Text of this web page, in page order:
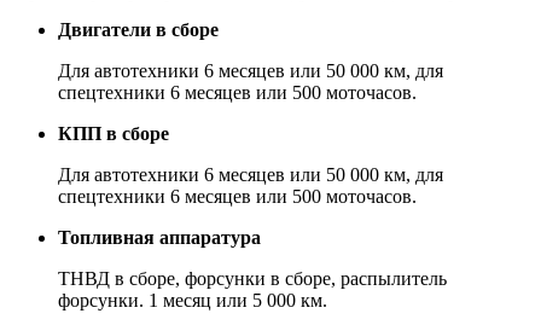
Двигатели в сборе
Для автотехники 6 месяцев или 50 000 км, для
спецтехники 6 месяцев или 500 моточасов.
КПП в сборе
Для автотехники 6 месяцев или 50 000 км, для
спецтехники 6 месяцев или 500 моточасов.
Топливная аппаратура
ТНВД в сборе, форсунки в сборе, распылитель
форсунки. 1 месяц или 5 000 км.